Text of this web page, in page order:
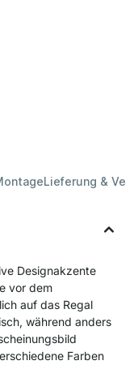
Lieferung &
Designakzente
vor dem
auf das Regal
während anders
Farben